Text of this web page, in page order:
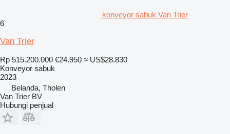
konveyor sabuk Van Trier
6
Van Trier
Rp 515.200.000 €24.950 ≈ US$28.830
Konveyor sabuk
2023
Belanda, Tholen
Van Trier BV
Hubungi penjual